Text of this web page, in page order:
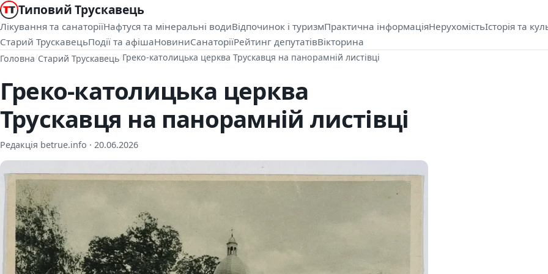
Типовий Трускавець
Лікування та санаторіїНафтуся та мінеральні водиВідпочинок і туризмПрактична інформаціяНерухомістьІсторія та
Старий ТрускавецьПодії та афішаНовиниСанаторіїРейтинг депутатівВікторина
Головна/Старий Трускавець/Греко-католицька церква Трускавця на панорамній листівці
Греко-католицька церква
Трускавця на панорамній листівці
Редакція betrue.info · 20.06.2026